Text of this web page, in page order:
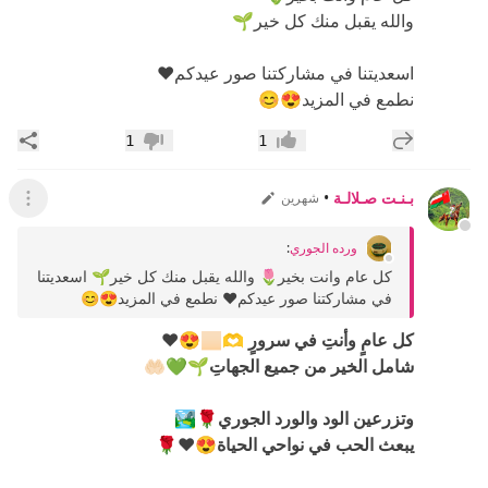
والله يقبل منك كل خير🌱
اسعديتنا في مشاركتنا صور عيدكم❤️
نطمع في المزيد😍😊
إضافة رد جديد إعجاب1 عدم إعجاب
1
بـنـت صـلالـة • شهرين عرض
ورده الجوري:
كل عام وانت بخير🌷 والله يقبل منك كل خير🌱 اسعديتنا
في مشاركتنا صور عيدكم❤️ نطمع في المزيد😍😊
كل عامٍ وأنتِ في سرورٍ 🫶🏻😍❤️
شامل الخير من جميع الجهاتِ🌱💚🤲🏻
وتزرعين الود والورد الجوري🌹🏞
يبعث الحب في نواحي الحياة😍❤️🌹